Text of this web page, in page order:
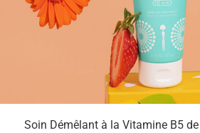
Soin Démêlant à la Vitamine B5